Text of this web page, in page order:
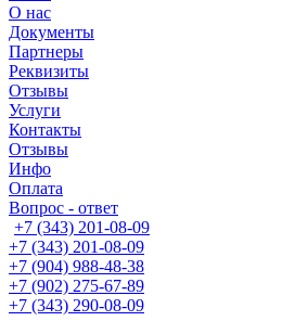
О нас
Документы
Партнеры
Реквизиты
Отзывы
Услуги
Контакты
Отзывы
Инфо
Оплата
Вопрос - ответ
+7 (343) 201-08-09
+7 (343) 201-08-09
+7 (904) 988-48-38
+7 (902) 275-67-89
+7 (343) 290-08-09